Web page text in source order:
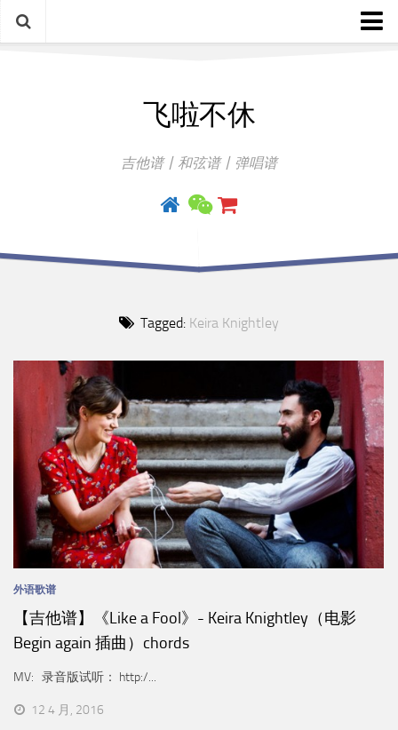
飞啦不休
吉他谱丨和弦谱丨弹唱谱
Tagged: Keira Knightley
外语歌谱
【吉他谱】《Like a Fool》- Keira Knightley（电影
Begin again 插曲）chords
MV: 录音版试听： http:/...
12 4 月, 2016